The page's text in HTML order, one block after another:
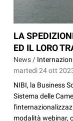
LA
ED IL LORO
News /
martedì 24 ott
NIBI, la Business
Sistema delle
modalità webinar,